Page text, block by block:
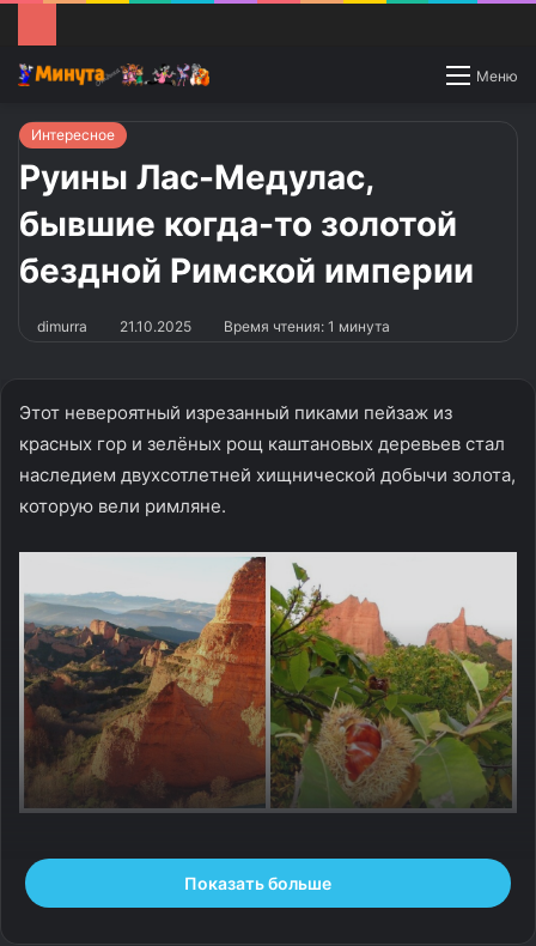
Меню
Switch
Интересное
Руины Лас-Медулас,
бывшие когда-то золотой
бездной Римской империи
dimurra 21.10.2025 Время чтения: 1 минута
Этот невероятный изрезанный пиками пейзаж из
красных гор и зелёных рощ каштановых деревьев стал
наследием двухсотлетней хищнической добычи золота,
которую вели римляне.
Знаменитые Лас-Медулас, исторические копи близ
испанского города Понферрада, в древности были
Показать больше